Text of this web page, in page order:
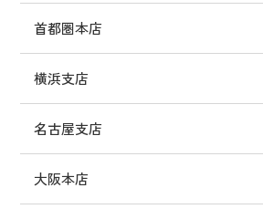
首都圏本店
横浜支店
名古屋支店
大阪本店